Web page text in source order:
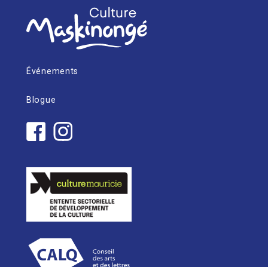
Événements
Blogue